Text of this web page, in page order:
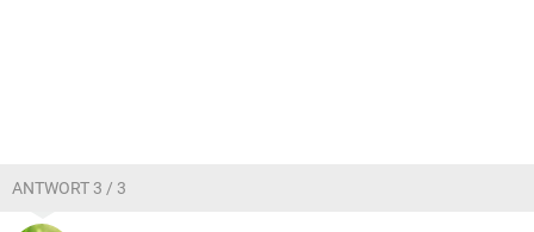
ANTWORT 3 / 3